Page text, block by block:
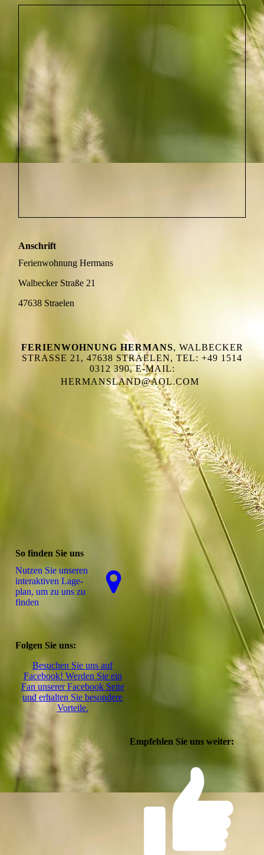
Anschrift
Ferienwohnung Hermans
Walbecker Straße 21
47638 Straelen
FERIENWOHNUNG HERMANS, WALBECKER
STRASSE 21, 47638 STRAELEN, TEL: +49 1514 0
312 390, E-MAIL: H
ERMANSLAND@AOL.COM
So finden Sie uns
Nutzen Sie unseren
interaktiven La­ge­
plan, um zu uns zu
finden
Folgen Sie uns:
Besuchen Sie uns auf
Facebook! Werden Sie ein
Fan unserer Facebook Seite
und erhalten Sie besondere
Vorteile.
Empfehlen Sie uns weiter: